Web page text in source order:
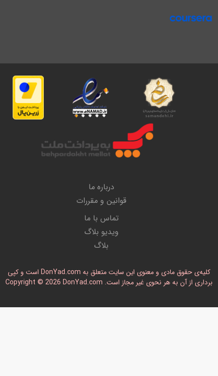
درباره ما
قوانین و مقررات
تماس با ما
ویدیو بلاگ
بلاگ
کلیه‌ی حقوق مادی و معنوی این سایت متعلق به DonYad.com است و کپی
برداری از آن به هر نحوی غیر مجاز است. Copyright © 2026 DonYad.com